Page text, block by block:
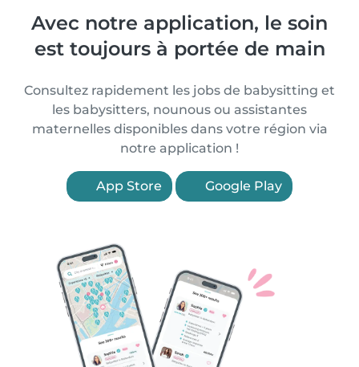
Avec notre application, le soin
est toujours à portée de main
Consultez rapidement les jobs de babysitting et
les babysitters, nounous ou assistantes
maternelles disponibles dans votre région via
notre application !
App Store Google Play